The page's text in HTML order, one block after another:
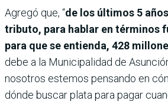
Agregó que, “de los últimos 5
tributo, para hablar en términos
para que se entienda, 428
debe a la Municipalidad de
nosotros estemos pensando en
dónde buscar plata para pagar